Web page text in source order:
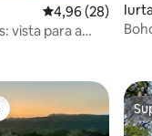
4,96 de uma
4,96 (28)
vista para a